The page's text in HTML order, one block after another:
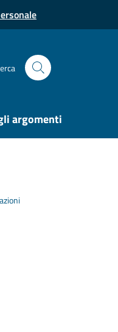
argomenti